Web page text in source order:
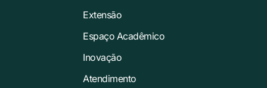
Extensão
Espaço Acadêmico
Inovação
Atendimento